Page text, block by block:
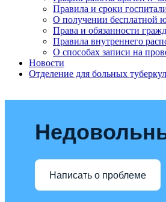
Правила и сроки
О получении бесплатной
Права и обязанности
Правила внутреннего
О способах записи на
Новости
Отделение для больных
Написать о проблеме